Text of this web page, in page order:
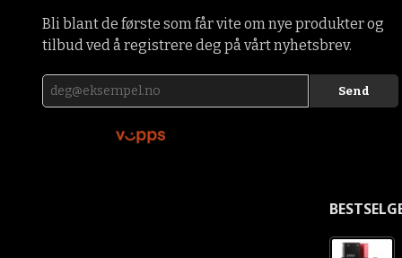
Bli blant de første som får vite om nye produkter og
tilbud ved å registrere deg på vårt nyhetsbrev.